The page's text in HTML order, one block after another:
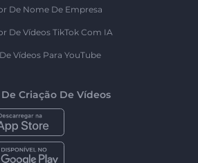
De Nome De Empresa
De Vídeos TikTok Com IA
Vídeos Para YouTube
Criação De Vídeos